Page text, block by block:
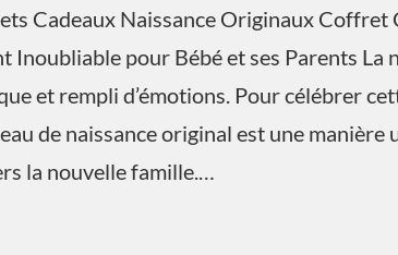
Cadeaux Naissance Originaux Coffret
Inoubliable pour Bébé et ses Parents La
et rempli d’émotions. Pour célébrer
de naissance original est une manière
la nouvelle famille.…